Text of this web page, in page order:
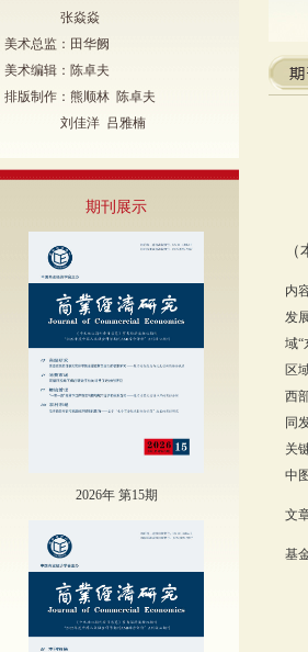
张焱焱
美术总监：田华阙
美术编辑：陈卓夫
排版制作：熊顺林 陈卓夫
刘佳洋 吕雅楠
期刊展示
2026年 第15期
内
发
域“
区
西
同
关
中
文
基